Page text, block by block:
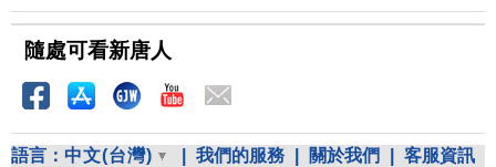
隨處可看新唐人
語言： 中文(台灣) 我們的服務 關於我們 客服資訊